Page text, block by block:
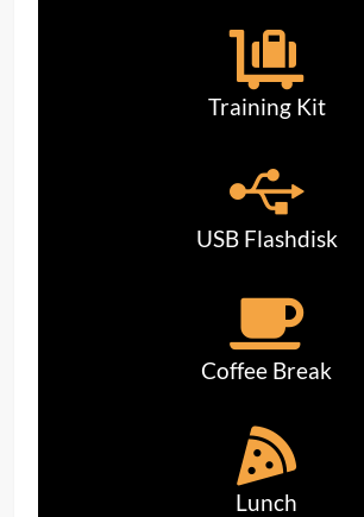
Training Kit
USB Flashdisk
Coffee Break
Lunch